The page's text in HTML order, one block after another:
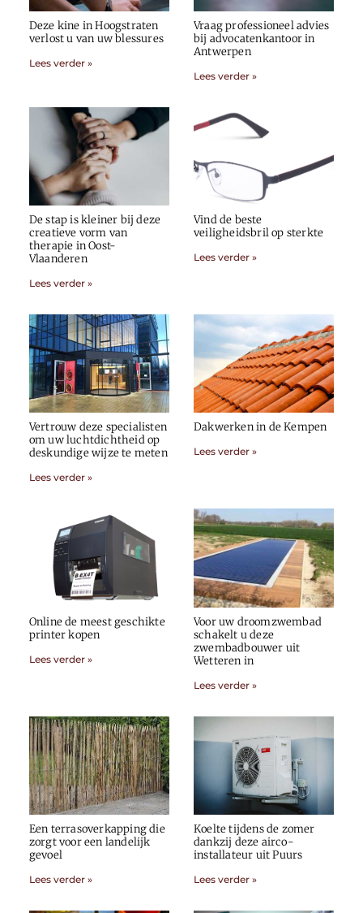
Deze kine in Hoogstraten
verlost u van uw blessures
Lees verder »
Vraag professioneel advies
bij advocatenkantoor in
Antwerpen
Lees verder »
De stap is kleiner bij deze
creatieve vorm van
therapie in Oost-
Vlaanderen
Lees verder »
Vind de beste
veiligheidsbril op sterkte
Lees verder »
Vertrouw deze specialisten
om uw luchtdichtheid op
deskundige wijze te meten
Lees verder »
Dakwerken in de Kempen
Lees verder »
Online de meest geschikte
printer kopen
Lees verder »
Voor uw droomzwembad
schakelt u deze
zwembadbouwer uit
Wetteren in
Lees verder »
Een terrasoverkapping die
zorgt voor een landelijk
gevoel
Lees verder »
Koelte tijdens de zomer
dankzij deze airco-
installateur uit Puurs
Lees verder »